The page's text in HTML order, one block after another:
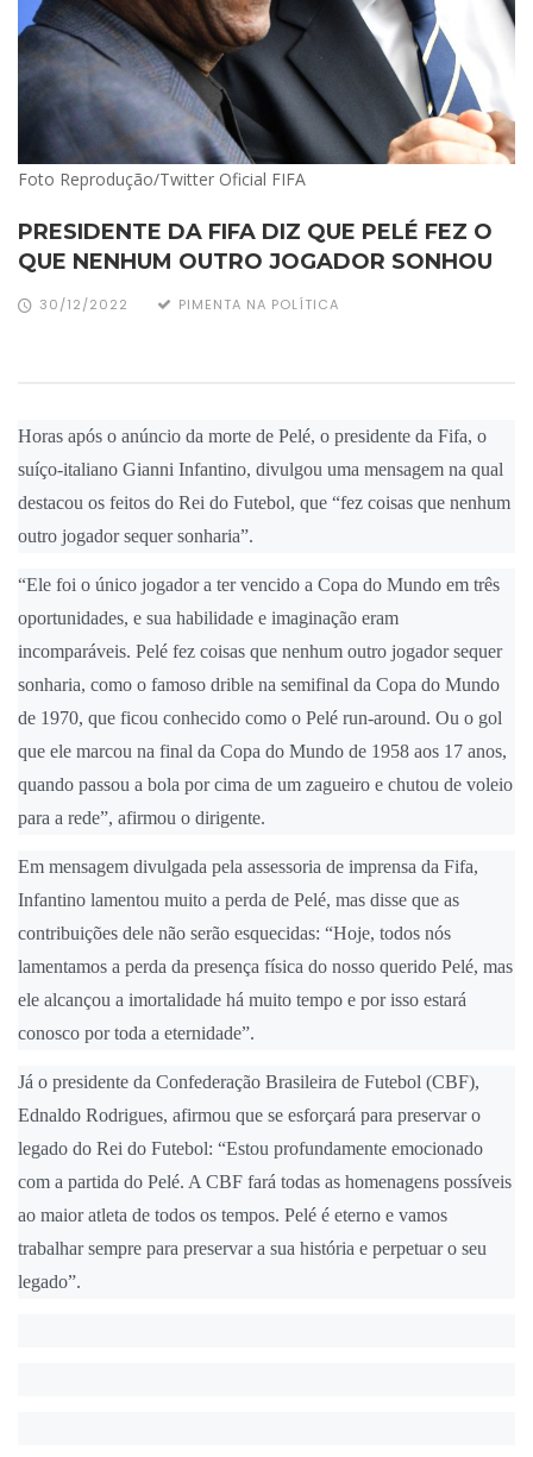
Foto Reprodução/Twitter Oficial FIFA
PRESIDENTE DA FIFA DIZ QUE PELÉ FEZ O
QUE NENHUM OUTRO JOGADOR SONHOU
30/12/2022 PIMENTA NA POLÍTICA
Horas após o anúncio da morte de Pelé, o presidente da Fifa, o
suíço-italiano Gianni Infantino, divulgou uma mensagem na qual
destacou os feitos do Rei do Futebol, que “fez coisas que nenhum
outro jogador sequer sonharia”.
“Ele foi o único jogador a ter vencido a Copa do Mundo em três
oportunidades, e sua habilidade e imaginação eram
incomparáveis. Pelé fez coisas que nenhum outro jogador sequer
sonharia, como o famoso drible na semifinal da Copa do Mundo
de 1970, que ficou conhecido como o Pelé run-around. Ou o gol
que ele marcou na final da Copa do Mundo de 1958 aos 17 anos,
quando passou a bola por cima de um zagueiro e chutou de voleio
para a rede”, afirmou o dirigente.
Em mensagem divulgada pela assessoria de imprensa da Fifa,
Infantino lamentou muito a perda de Pelé, mas disse que as
contribuições dele não serão esquecidas: “Hoje, todos nós
lamentamos a perda da presença física do nosso querido Pelé, mas
ele alcançou a imortalidade há muito tempo e por isso estará
conosco por toda a eternidade”.
Já o presidente da Confederação Brasileira de Futebol (CBF),
Ednaldo Rodrigues, afirmou que se esforçará para preservar o
legado do Rei do Futebol: “Estou profundamente emocionado
com a partida do Pelé. A CBF fará todas as homenagens possíveis
ao maior atleta de todos os tempos. Pelé é eterno e vamos
trabalhar sempre para preservar a sua história e perpetuar o seu
legado”.